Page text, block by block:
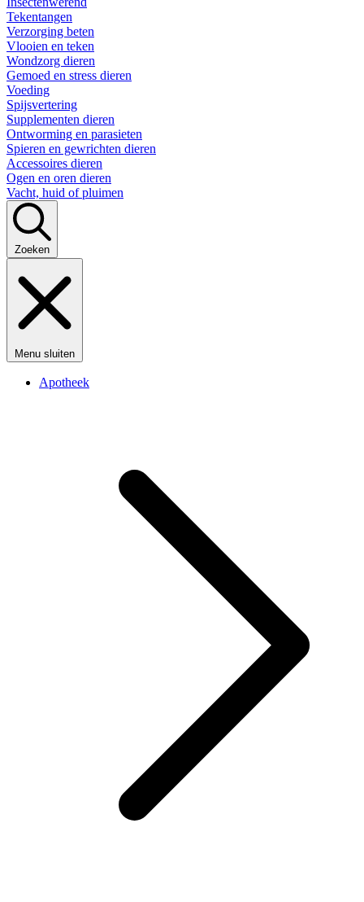
Tekentangen
Verzorging beten
Vlooien en teken
Wondzorg dieren
Gemoed en stress dieren
Voeding
Spijsvertering
Supplementen dieren
Ontworming en parasieten
Spieren en gewrichten dieren
Accessoires dieren
Ogen en oren dieren
Vacht, huid of pluimen
Zoeken
Menu sluiten
Apotheek